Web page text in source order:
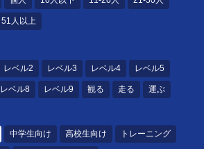
51人以上
レベル2 レベル3 レベル4 レベル5
レベル8 レベル9 観る 走る 運ぶ
中学生向け 高校生向け トレーニング